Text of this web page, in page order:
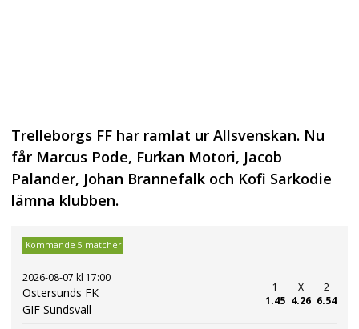
Trelleborgs FF har ramlat ur Allsvenskan. Nu
får Marcus Pode, Furkan Motori, Jacob
Palander, Johan Brannefalk och Kofi Sarkodie
lämna klubben.
Kommande 5 matcher
2026-08-07 kl 17:00
Östersunds FK
GIF Sundsvall
1
1.45
X
4.26
2
6.54